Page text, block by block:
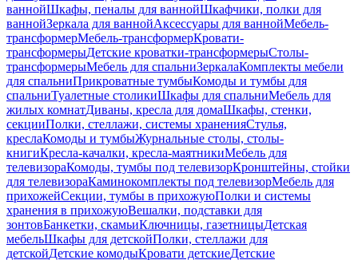
ваннойШкафы, пеналы для ваннойШкафчики, полки для
ваннойЗеркала для ваннойАксессуары для ваннойМебель-
трансформерМебель-трансформерКровати-
трансформерыДетские кроватки-трансформерыСтолы-
трансформерыМебель для спальниЗеркалаКомплекты мебели
для спальниПрикроватные тумбыКомоды и тумбы для
спальниТуалетные столикиШкафы для спальниМебель для
жилых комнатДиваны, кресла для домаШкафы, стенки,
секцииПолки, стеллажи, системы храненияСтулья,
креслаКомоды и тумбыЖурнальные столы, столы-
книгиКресла-качалки, кресла-маятникиМебель для
телевизораКомоды, тумбы под телевизорКронштейны, стойки
для телевизораКаминокомплекты под телевизорМебель для
прихожейСекции, тумбы в прихожуюПолки и системы
хранения в прихожуюВешалки, подставки для
зонтовБанкетки, скамьиКлючницы, газетницыДетская
мебельШкафы для детскойПолки, стеллажи для
детскойДетские комодыКровати детскиеДетские